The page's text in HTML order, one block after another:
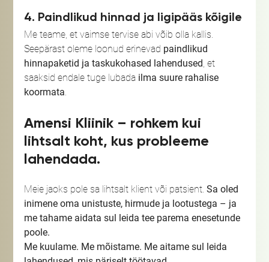
4. Paindlikud hinnad ja ligipääs kõigile
Me teame, et vaimse tervise abi võib olla kallis.
Seepärast oleme loonud erinevad paindlikud
hinnapaketid ja taskukohased lahendused , et
saaksid endale tuge lubada ilma suure rahalise
koormata
Amensi Kliinik – rohkem kui
lihtsalt koht, kus probleeme
lahendada.
Meie jaoks pole sa lihtsalt klient või patsient. Sa oled
inimene oma unistuste, hirmude ja lootustega – ja
me tahame aidata sul leida tee parema enesetunde
poole.
Me kuulame. Me mõistame. Me aitame sul leida